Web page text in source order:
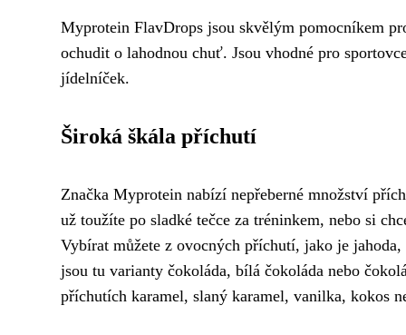
Myprotein FlavDrops jsou skvělým pomocníkem
ochudit o lahodnou chuť. Jsou vhodné pro
jídelníček.
Široká škála příchutí
Značka Myprotein nabízí nepřeberné množství
už toužíte po sladké tečce za tréninkem, nebo si
Vybírat můžete z ovocných příchutí, jako je
jsou tu varianty čokoláda, bílá čokoláda nebo
příchutích karamel, slaný karamel, vanilka, kokos